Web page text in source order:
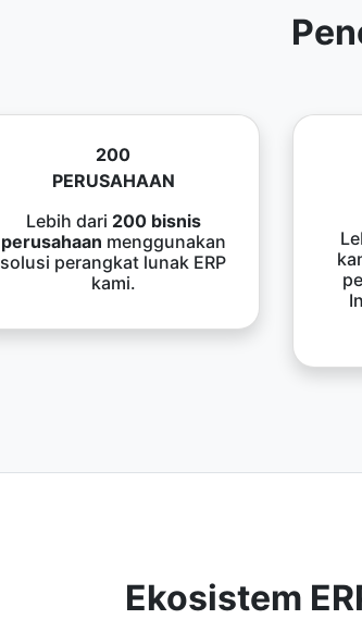
200
PERUSAHAAN
Lebih dari 200 bisnis
perusahaan menggunakan
solusi perangkat lunak ERP
kami.
Ekosistem